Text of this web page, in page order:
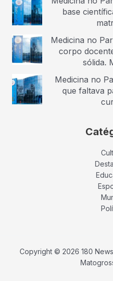
base
Medicina no
corpo
sólida.
Medicina no
que faltava
Copyright © 2026 180